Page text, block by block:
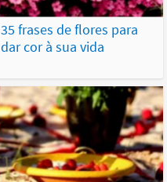
35 frases de flores para
dar cor à sua vida